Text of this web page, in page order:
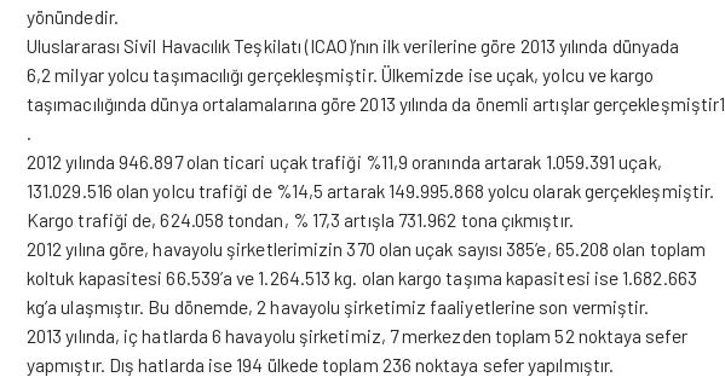
yönündedir.
Uluslararası Sivil Havacılık Teşkilatı (ICAO)’nın ilk verilerine göre 2013 yılında dünyada
6,2 milyar yolcu taşımacılığı gerçekleşmiştir. Ülkemizde ise uçak, yolcu ve kargo
taşımacılığında dünya ortalamalarına göre 2013 yılında da önemli artışlar gerçekleşmiştir1
.
2012 yılında 946.897 olan ticari uçak trafiği %11,9 oranında artarak 1.059.391 uçak,
131.029.516 olan yolcu trafiği de %14,5 artarak 149.995.868 yolcu olarak gerçekleşmiştir.
Kargo trafiği de, 624.058 tondan, % 17,3 artışla 731.962 tona çıkmıştır.
2012 yılına göre, havayolu şirketlerimizin 370 olan uçak sayısı 385’e, 65.208 olan toplam
koltuk kapasitesi 66.539’a ve 1.264.513 kg. olan kargo taşıma kapasitesi ise 1.682.663
kg’a ulaşmıştır. Bu dönemde, 2 havayolu şirketimiz faaliyetlerine son vermiştir.
2013 yılında, iç hatlarda 6 havayolu şirketimiz, 7 merkezden toplam 52 noktaya sefer
yapmıştır. Dış hatlarda ise 194 ülkede toplam 236 noktaya sefer yapılmıştır.